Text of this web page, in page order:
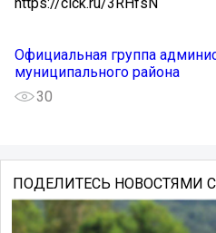
Официальная группа
муниципального района
30
ПОДЕЛИТЕСЬ НОВОСТЯМИ